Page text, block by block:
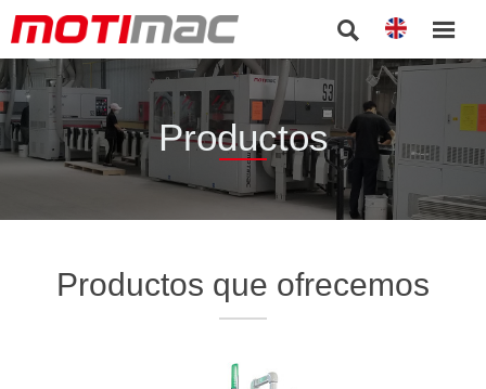
 
Productos
Productos que ofrecemos